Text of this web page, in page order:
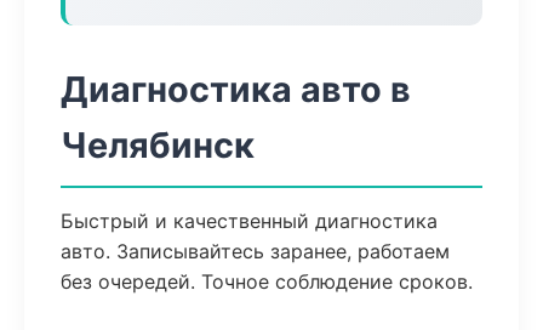
Диагностика авто в
Челябинск
Быстрый и качественный диагностика
авто. Записывайтесь заранее, работаем
без очередей. Точное соблюдение сроков.